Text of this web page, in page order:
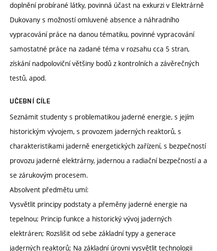
doplnění probírané látky, povinná účast na exkurzi v Elektrárně
Dukovany s možností omluvené absence a náhradního
vypracování práce na danou tématiku, povinné vypracování
samostatné práce na zadané téma v rozsahu cca 5 stran,
získání nadpoloviční většiny bodů z kontrolních a závěrečných
testů, apod.
UČEBNÍ CÍLE
Seznámit studenty s problematikou jaderné energie, s jejím
historickým vývojem, s provozem jaderných reaktorů, s
charakteristikami jaderně energetických zařízení, s bezpečností
provozu jaderné elektrárny, jadernou a radiační bezpečností a a
se zárukovým procesem.
Absolvent předmětu umí:
Vysvětlit principy podstaty a přeměny jaderné energie na
tepelnou; Princip funkce a historický vývoj jaderných
elektráren; Rozslišit od sebe základní typy a generace
jaderných reaktorů; Na základní úrovni vysvětlit technologii